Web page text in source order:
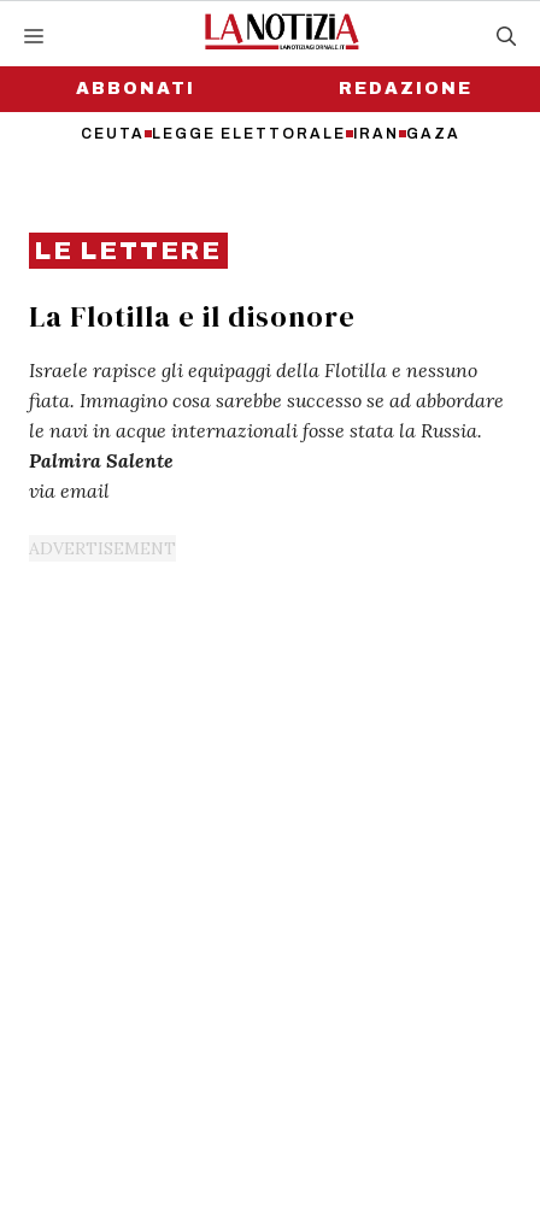
contenutoABBONATI
CEUTA LEGGE ELETTORALE IRAN GAZA
REDAZIONE
LE LETTERE
La Flotilla e il disonore
Israele rapisce gli equipaggi della Flotilla e nessuno
fiata. Immagino cosa sarebbe successo se ad abbordare
le navi in acque internazionali fosse stata la Russia.
Palmira Salente
via email